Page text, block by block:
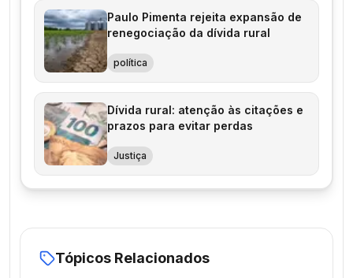
Paulo Pimenta rejeita expansão de
renegociação da dívida rural
política
Dívida rural: atenção às citações e
prazos para evitar perdas
Justiça
Tópicos Relacionados